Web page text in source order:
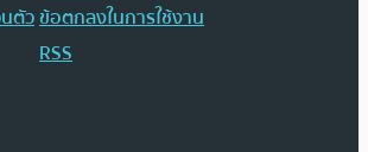
ตัวข้อตกลงในการใช้งาน
RSS